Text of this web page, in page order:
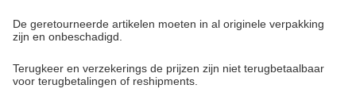
De geretourneerde artikelen moeten in al originele verpakking
zijn en onbeschadigd.
Terugkeer en verzekerings de prijzen zijn niet terugbetaalbaar
voor terugbetalingen of reshipments.